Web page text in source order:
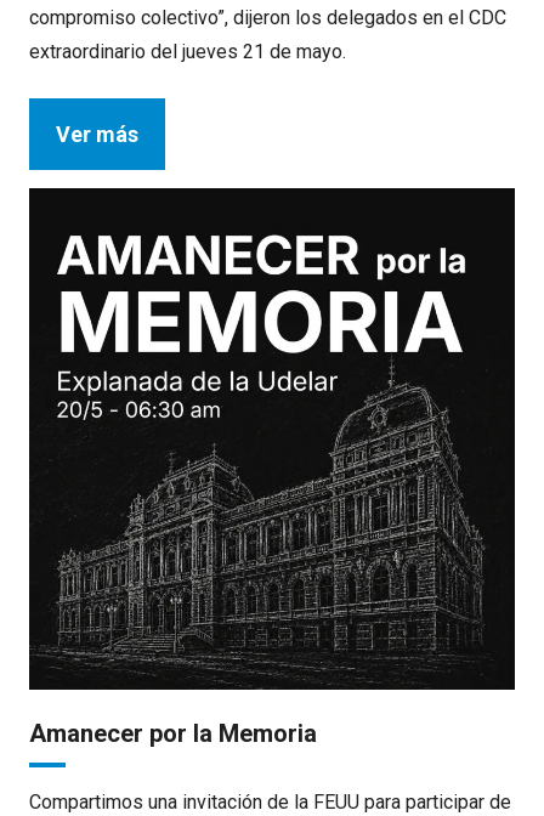
compromiso colectivo”, dijeron los delegados en el CDC
extraordinario del jueves 21 de mayo.
Ver más
Amanecer por la Memoria
Compartimos una invitación de la FEUU para participar de